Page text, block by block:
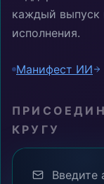
каждый выпуск
исполнения.
Манифест ИИ
КРУГУ